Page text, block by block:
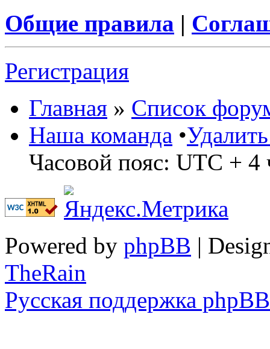
Общие правила |
Регистрация
Главная » Список
Наша команда •
Часовой пояс: UTC + 4
Powered by phpBB |
TheRain
Русская поддержка phpBB